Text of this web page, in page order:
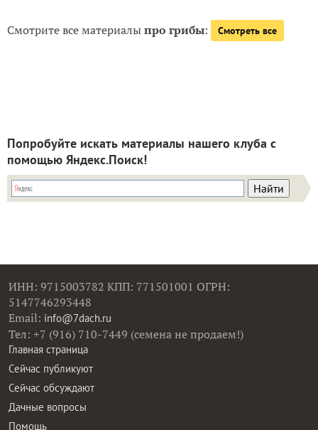
Смотрите все материалыпро грибы: Смотреть все
Попробуйте искать материалы нашего клуба с
помощью Яндекс.Поиск!
ИНН: 9715003782 КПП: 771501001 ОГРН:
5147746293448
Email: info@7dach.ru
Тел: +7 (916) 710-7449 (семена не продаем!)
Главная страница
Сейчас публикуют
Сейчас обсуждают
Дачные вопросы
Помощь